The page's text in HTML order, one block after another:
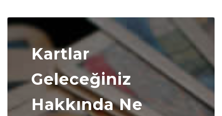
Kartlar
Geleceğiniz
Hakkında Ne